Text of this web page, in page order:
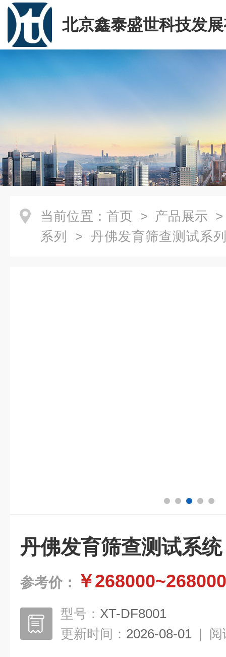
北京鑫泰盛世科技发
司
当前位置： 首页 > 产品展示
系列
> 丹佛发育筛查测试系
丹佛发育筛查测试系统
参考价： ￥268000~268000
型号： XT-DF8001
更新时间： 2026-08-01 | 阅